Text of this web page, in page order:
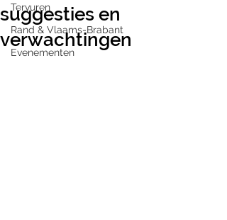
Tervuren
Rand & Vlaams-Brabant
Evenementen
suggesties en
verwachtingen